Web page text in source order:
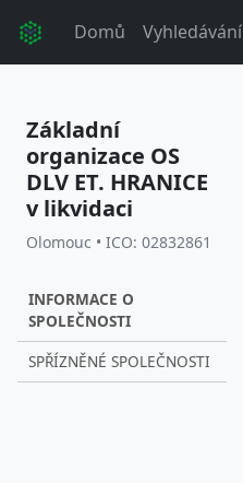
Domů Vyhledávání
Základní
organizace OS
DLV ET. HRANICE
v likvidaci
Olomouc • ICO: 02832861
INFORMACE O
SPOLEČNOSTI
SPŘÍZNĚNÉ SPOLEČNOSTI